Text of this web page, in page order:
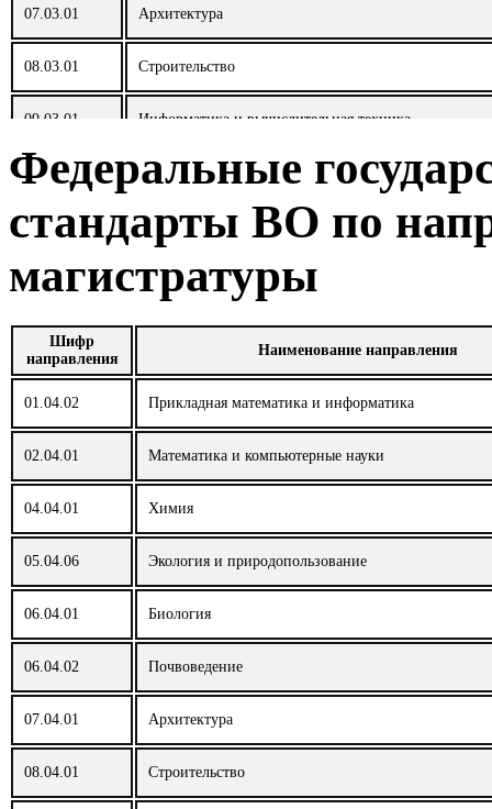
07.03.01 Архитектура
08.03.01 Строительство
09.03.01 Информатика и вычислительная техника
09.03.02 Информационные системы и технологии
09.03.03 Прикладная информатика
09.03.04 Программная инженерия
10.03.01 Информационная безопасность
11.03.01 Радиотехника
11.03.02 Инфокоммуникационные технологии и системы
11.03.03 Конструирование и технология электронных средств
12.03.01 Приборостроение
12.03.04 Биотехнические системы и технологии
12.03.05 Лазерная техника и лазерные технологии
13.03.02 Электроэнергетика и электротехника
13.03.03 Энергетическое машиностроение
15.03.04 Автоматизация технологических процессов и
Федеральные
стандарты ВО по
магистратуры
Шифр
направления
Наименование направления
01.04.02 Прикладная математика и информатика
02.04.01 Математика и компьютерные науки
04.04.01 Химия
05.04.06 Экология и природопользование
06.04.01 Биология
06.04.02 Почвоведение
07.04.01 Архитектура
08.04.01 Строительство